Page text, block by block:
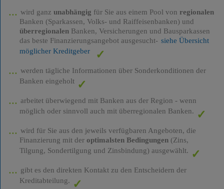
wird ganz unabhängig für Sie aus einem Pool von regionalen
Banken (Sparkassen, Volks- und Raiffeisenbanken) und
überregionalenBanken, Versicherungen und Bausparkassen
das beste Finanzierungsangebot ausgesucht- siehe Übersicht
möglicher Kreditgeber
werden tägliche Informationen über Sonderkonditionen der
Banken eingeholt
arbeitet überwiegend mit Banken aus der Region - wenn
möglich oder sinnvoll auch mit überregionalen Banken.
wird für Sie aus den jeweils verfügbaren Angeboten, die
Finanzierung mit der optimalsten Bedingungen(Zins,
Tilgung, Sondertilgung und Zinsbindung) ausgewählt.
gibt es den direkten Kontakt zu den Entscheidern der
Kreditabteilung.